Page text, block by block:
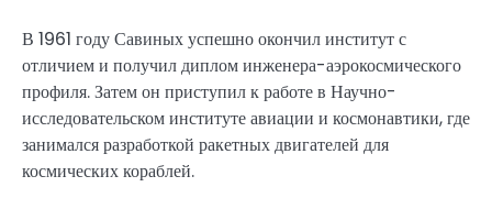
В 1961 году Савиных успешно окончил институт с
отличием и получил диплом инженера-аэрокосмического
профиля. Затем он приступил к работе в Научно-
исследовательском институте авиации и космонавтики, где
занимался разработкой ракетных двигателей для
космических кораблей.